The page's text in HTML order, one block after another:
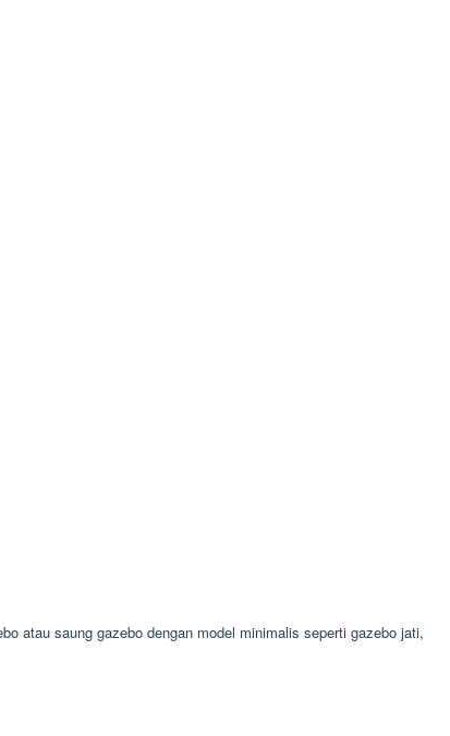
atau saung gazebo dengan model minimalis seperti gazebo jati,